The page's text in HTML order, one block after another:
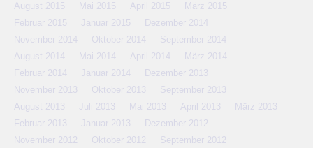
August 2015
Mai 2015 April 2015
März 2015
Februar 2015
Januar 2015
Dezember 2014
November 2014
Oktober 2014
September 2014
August 2014
Mai 2014 April 2014
März 2014
Februar 2014
Januar 2014
Dezember 2013
November 2013
Oktober 2013
September 2013
August 2013
Juli 2013 Mai 2013 April 2013
März 2013
Februar 2013
Januar 2013
Dezember 2012
November 2012
Oktober 2012
September 2012